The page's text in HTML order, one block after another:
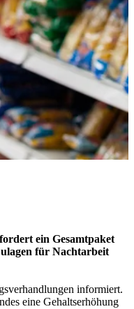
ein Gesamtpaket
für Nachtarbeit
informiert.
eine Gehaltserhöhung